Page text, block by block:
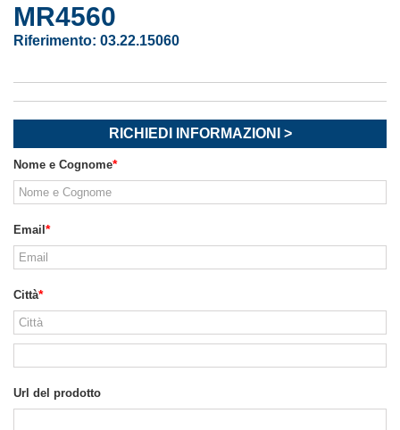
MR4560
Riferimento: 03.22.15060
RICHIEDI INFORMAZIONI >
Nome e Cognome
Email
Città
Url del prodotto